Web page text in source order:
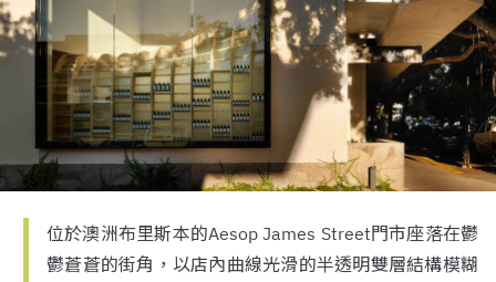
位於澳洲布里斯本的Aesop James Street門市座落在鬱
鬱蒼蒼的街角，以店內曲線光滑的半透明雙層結構模糊